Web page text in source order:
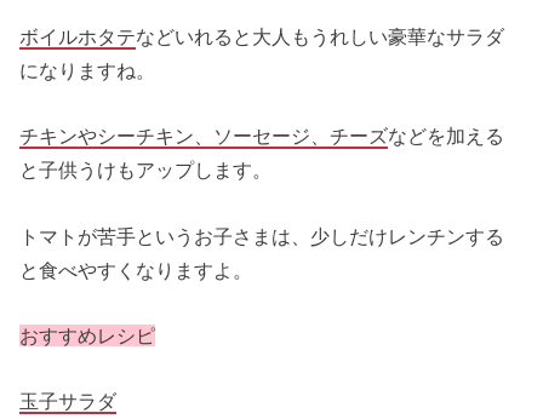
ボイルホタテなどいれると大人もうれしい豪華なサラダ
になりますね。
チキンやシーチキン、ソーセージ、チーズなどを加える
と子供うけもアップします。
トマトが苦手というお子さまは、少しだけレンチンする
と食べやすくなりますよ。
おすすめレシピ
玉子サラダ